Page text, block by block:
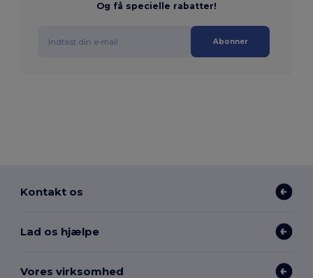
Og få specielle rabatter!
Abonner
Kontakt os
Lad os hjælpe
Vores virksomhed